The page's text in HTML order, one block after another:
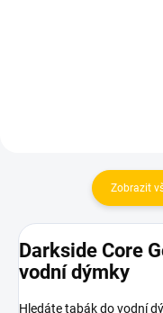
Zobrazit
Darkside Core
vodní dýmky
Hledáte tabák do vodní